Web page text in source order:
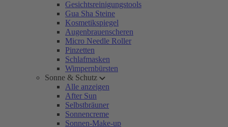
Gesichtsreinigungstools
Gua Sha Steine
Kosmetikspiegel
Augenbrauenscheren
Micro Needle Roller
Pinzetten
Schlafmasken
Wimpernbürsten
Sonne & Schutz
Alle anzeigen
After Sun
Selbstbräuner
Sonnencreme
Sonnen-Make-up